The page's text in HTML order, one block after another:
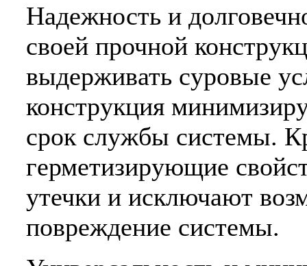
Надежность и
своей прочной
выдерживать суровые
конструкция
срок службы системы.
герметизирующие
утечки и исключают
повреждение системы.